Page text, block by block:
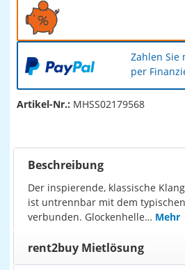
Zahlen Sie
per
Artikel-Nr.: MHSS02179568
Beschreibung
Der inspierende, klassische
ist untrennbar mit dem
verbunden. Glockenhelle… Mehr
rent2buy Mietlösung